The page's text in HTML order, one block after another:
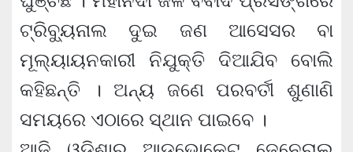
ଟ୍ରିବ୍ୟୁନାଲ ଦୁଇ ଜଣ ଆସେସର ବା
ମୂଲ୍ୟାୟନକାରୀ ନିଯୁକ୍ତି ଦିଆଯିବ ବୋଲି
କହିଛନ୍ତି । ଅନ୍ୟ ଜଣେ ପରବର୍ତୀ ଶୁଣାଣି
ସମୟରେ ଏଠାରେ ସ୍ଥାନ ପାଇବେ ।